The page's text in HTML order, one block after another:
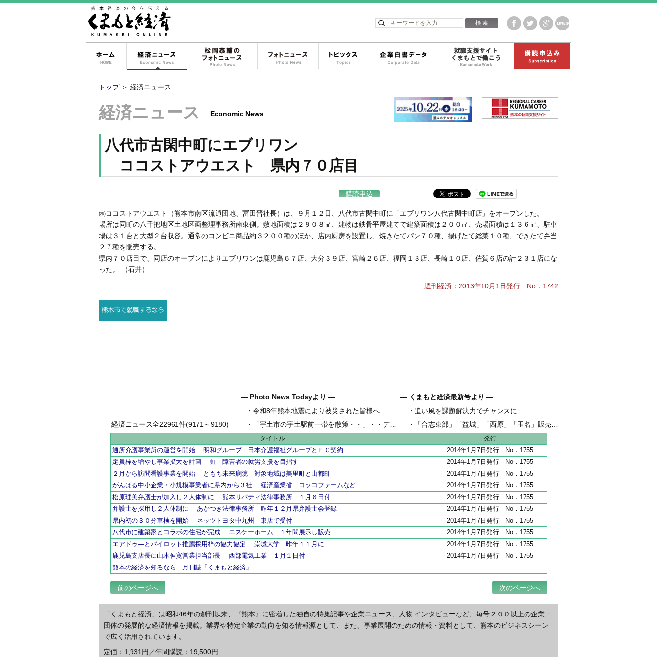
経済ニュース 企業白書データ
トップ ＞ 経済ニュース
経済ニュース Economic News
八代市古閑中町にエブリワン
ココストアウエスト 県内７０店目
購読申込
㈱ココストアウエスト（熊本市南区流通団地、冨田晋社長）は、９月１２日、八代市古閑中町に「エブリワン八代古閑中町店」をオープンした。
場所は同町の八千把地区土地区画整理事務所南東側。敷地面積は２９０８㎡、建物は鉄骨平屋建てで建築面積は２００㎡、売場面積は１３６㎡、駐車
場は３１台と大型２台収容。通常のコンビニ商品約３２００種のほか、店内厨房を設置し、焼きたてパン７０種、揚げたて総菜１０種、できたて弁当
２７種を販売する。
県内７０店目で、同店のオープンによりエブリワンは鹿児島６７店、大分３９店、宮崎２６店、福岡１３店、長崎１０店、佐賀６店の計２３１店にな
った。 （石井）
週刊経済：2013年10月1日発行 No．1742
― Photo News Todayより ―
・令和8年熊本地震により被災された皆様へ
・
「宇土市の宇土駅前一帯を散策・・」・・デジカメ松岡の昼散策
― くまもと経済最新号より ―
・追い風を課題解決力でチャンスに
県内地域金融 伴走支援強化し、新たな資金需要を開拓
・
「合志東部」「益城」「西原」「玉名」販売好調
県内工業団地 全206haうち65haが分譲開始
経済ニュース全22961件(9171～9180)
タイトル
発行
通所介護事業所の運営を開始 明和グループ 日本介護福祉グループとＦＣ契約
2014年1月7日発行 No．1755
定員枠を増やし事業拡大を計画 虹 障害者の就労支援を目指す
2014年1月7日発行 No．1755
２月から訪問看護事業を開始 ともち未来病院 対象地域は美里町と山都町
2014年1月7日発行 No．1755
がんばる中小企業・小規模事業者に県内から３社 経済産業省 コッコファームなど
2014年1月7日発行 No．1755
松原理美弁護士が加入し２人体制に 熊本リバティ法律事務所 １月６日付
2014年1月7日発行 No．1755
弁護士を採用し２人体制に あかつき法律事務所 昨年１２月県弁護士会登録
2014年1月7日発行 No．1755
県内初の３０分車検を開始 ネッツトヨタ中九州 東店で受付
2014年1月7日発行 No．1755
八代市に建築家とコラボの住宅が完成 エスケーホーム １年間展示し販売
2014年1月7日発行 No．1755
エアドゥ―とパイロット推薦採用枠の協力協定 崇城大学 昨年１１月に
2014年1月7日発行 No．1755
鹿児島支店長に山木伸寛営業担当部長 西部電気工業 １月１日付
2014年1月7日発行 No．1755
熊本の経済を知るなら 月刊誌「くまもと経済」
前のページへ 次のページへ
「くまもと経済」は昭和46年の創刊以来、『熊本』に密着した独自の特集記事や企業ニュース、人物 インタビューなど、毎号２００以上の企業・
団体の発展的な経済情報を掲載。業界や特定企業の動向を知る情報源として、また、事業展開のための情報・資料として、熊本のビジネスシーン
で広く活用されています。
定価：1,931円／年間購読：19,500円